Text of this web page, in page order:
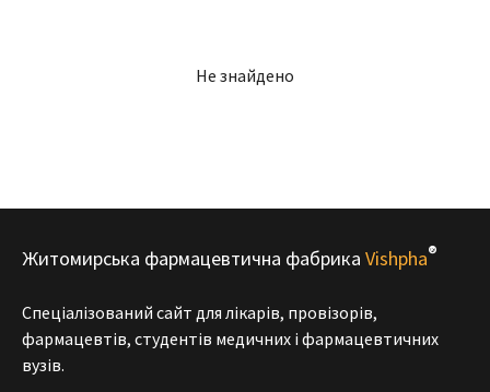
Не знайдено
Житомирська фармацевтична фабрика Vishpha®
Спеціалізований сайт для лікарів, провізорів,
фармацевтів, студентів медичних і фармацевтичних
вузів.